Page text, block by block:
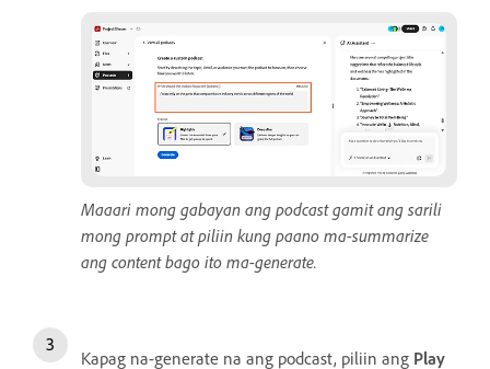
Maaari mong gabayan ang podcast gamit ang sarili
mong prompt at piliin kung paano ma-summarize
ang content bago ito ma-generate.
Kapag na-generate na ang podcast, piliin ang Play